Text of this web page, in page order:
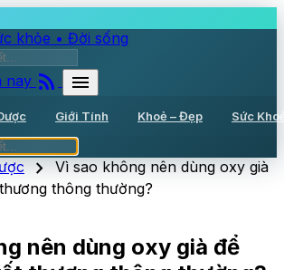
khỏe • Đời sống
nay rss_feed menu
Giới Tính Khoẻ – Đẹp Sức
chevron_right Vì sao không nên dùng oxy già
thông thường?
nên dùng oxy già để